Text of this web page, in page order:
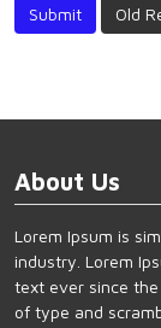
Submit Old
About Us
Lorem Ipsum is
industry. Lorem
text ever since
of type and